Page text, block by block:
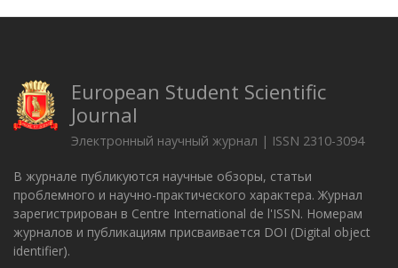
European Student Scientific
Journal
Электронный научный журнал | ISSN 2310-3094
В журнале публикуются научные обзоры, статьи
проблемного и научно-практического характера. Журнал
зарегистрирован в Centre International de l'ISSN. Номерам
журналов и публикациям присваивается DOI (Digital object
identifier).